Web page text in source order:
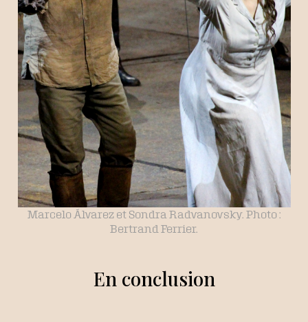
Marcelo Álvarez et Sondra Radvanovsky. Photo :
Bertrand Ferrier.
En conclusion